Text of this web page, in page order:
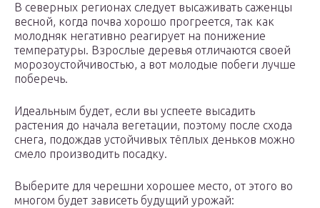
В северных регионах следует высаживать саженцы
весной, когда почва хорошо прогреется, так как
молодняк негативно реагирует на понижение
температуры. Взрослые деревья отличаются своей
морозоустойчивостью, а вот молодые побеги лучше
поберечь.
Идеальным будет, если вы успеете высадить
растения до начала вегетации, поэтому после схода
снега, подождав устойчивых тёплых деньков можно
смело производить посадку.
Выберите для черешни хорошее место, от этого во
многом будет зависеть будущий урожай: